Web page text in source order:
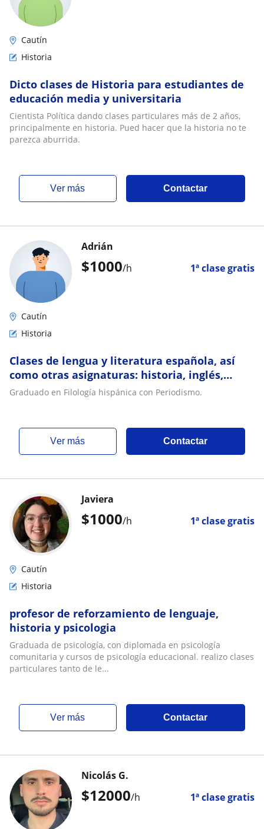
Cautín
Historia
Dicto clases de Historia para estudiantes de
educación media y universitaria
Cientista Política dando clases particulares más de 2 años,
principalmente en historia. Pued hacer que la historia no te
parezca aburrida.
ver más Contactar
$1000/h 1ª clase gratis
Adrián
Cautín
Historia
Clases de lengua y literatura española, así
como otras asignaturas: historia, inglés,
francés, etc
Graduado en Filología hispánica con Periodismo.
ver más Contactar
$1000/h 1ª clase gratis
Javiera
Cautín
Historia
profesor de reforzamiento de lenguaje,
historia y psicologia
Graduada de psicología, con diplomada en psicología
comunitaria y cursos de psicología educacional. realizo clases
particulares tanto de le...
ver más Contactar
$12000/h 1ª clase gratis
Nicolás G.